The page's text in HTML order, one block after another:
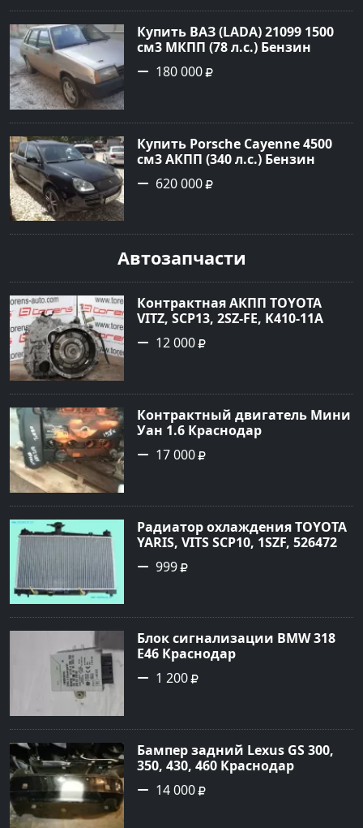
№3746 на сайте Авторынок23
Купить ВАЗ (LADA) 21099 1500
см3 МКПП (78 л.с.) Бензин
инжектор в Гостагаевская :
цвет Серебряный Седан 2001
Авторынок23
180 000
Купить Porsche Cayenne 4500
см3 АКПП (340 л.с.) Бензин
турбонаддув в Новороссийск:
цвет черный Внедорожник
сайте Авторынок23
620 000
Автозапчасти
Контрактная АКПП TOYOTA
VITZ, SCP13, 2SZ-FE, K410-11A
Ростов
12 000
Контрактный двигатель Мини
Уан 1.6 Краснодар
17 000
Радиатор охлаждения TOYOTA
YARIS, VITS SCP10, 1SZF, 5264720
Краснодар
999
Блок сигнализации BMW 318
E46 Краснодар
1 200
Бампер задний Lexus GS 300,
350, 430, 460 Краснодар
14 000